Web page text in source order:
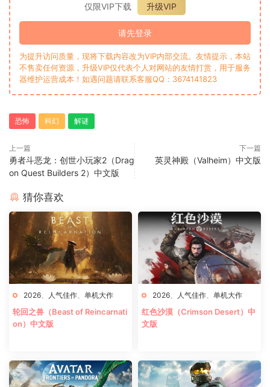
仅限VIP下载
升级VIP
请先登录
为提升访问质量，现将下载内容改为VIP内部交流。友情提示，本站
不售卖任何资源，升级VIP仅代表个人对网站的友情打赏，用于服务
器维护运营成本！如遇问题请联系客服QQ：3674141823
恐怖 科幻 解谜
上一篇
勇者斗恶龙：创世小玩家2（Drag
on Quest Builders 2）中文版
下一篇
英灵神殿（Valheim）中文版
猜你喜欢
2026 人气佳作 单机大作
轮回之兽（Beast of Reincarnati
on）中文版
2026 人气佳作 单机大作
红色沙漠（Crimson Desert）中
文版